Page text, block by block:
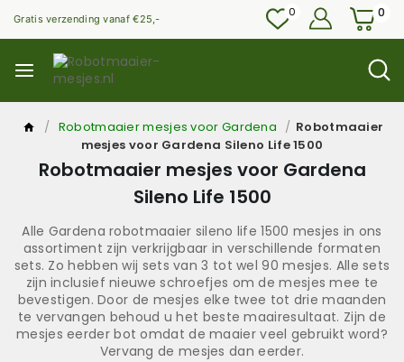
Gratis verzending vanaf €25,- 0 0
/ Robotmaaier mesjes voor Gardena / Robotmaaier
mesjes voor Gardena Sileno Life 1500
Robotmaaier mesjes voor Gardena
Sileno Life 1500
Alle Gardena robotmaaier sileno life 1500 mesjes in ons
assortiment zijn verkrijgbaar in verschillende formaten
sets. Zo hebben wij sets van 3 tot wel 90 mesjes. Alle sets
zijn inclusief nieuwe schroefjes om de mesjes mee te
bevestigen. Door de mesjes elke twee tot drie maanden
te vervangen behoud u het beste maairesultaat. Zijn de
mesjes eerder bot omdat de maaier veel gebruikt word?
Vervang de mesjes dan eerder.